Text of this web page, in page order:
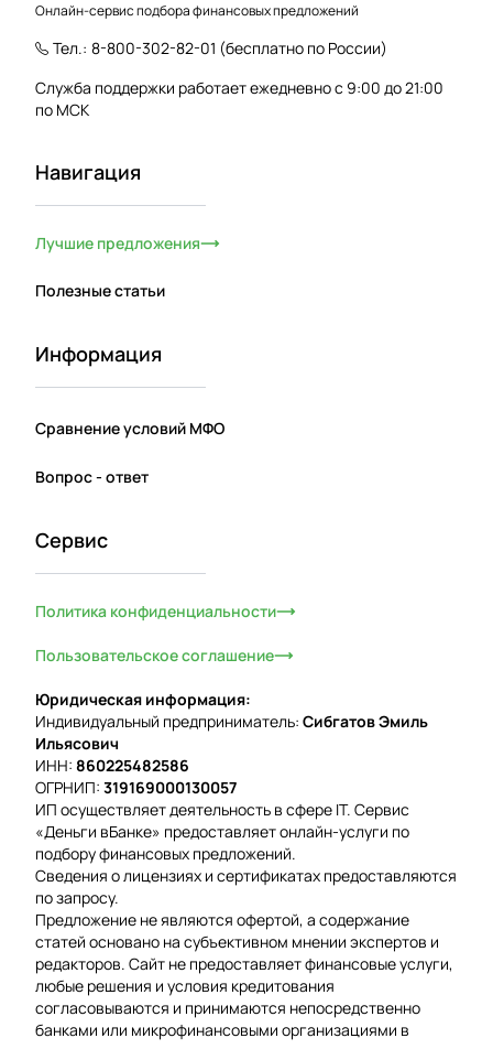
Онлайн-сервис подбора финансовых предложений
Тел.: 8-800-302-82-01 (бесплатно по России)
Служба поддержки работает ежедневно с 9:00 до 21:00
по МСК
Навигация
Лучшие предложения
Полезные статьи
Информация
Сравнение условий МФО
Вопрос - ответ
Сервис
Политика конфиденциальности
Пользовательское соглашение
Юридическая информация:
Индивидуальный предприниматель: Сибгатов Эмиль
Ильясович
ИНН: 860225482586
ОГРНИП: 319169000130057
ИП осуществляет деятельность в сфере IT. Сервис
«Деньги вБанке» предоставляет онлайн-услуги по
подбору финансовых предложений.
Сведения о лицензиях и сертификатах предоставляются
по запросу.
Предложение не являются офертой, а содержание
статей основано на субъективном мнении экспертов и
редакторов. Сайт не предоставляет финансовые услуги,
любые решения и условия кредитования
согласовываются и принимаются непосредственно
банками или микрофинансовыми организациями в